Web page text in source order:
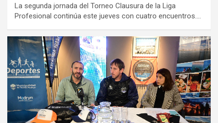
La segunda jornada del Torneo Clausura de la Liga
Profesional continúa este jueves con cuatro encuentros.…